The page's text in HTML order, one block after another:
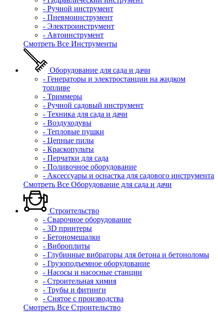
- Ручной инструмент
- Пневмоинструмент
- Электроинструмент
- Автоинструмент
Смотреть Все Инструменты
Оборудование для сада и дачи
- Генераторы и электростанции на жидком
топливе
- Триммеры
- Ручной садовый инструмент
- Техника для сада и дачи
- Воздуходувы
- Тепловые пушки
- Цепные пилы
- Краскопульты
- Перчатки для сада
- Поливочное оборудование
- Аксессуары и оснастка для садового инструмента
Смотреть Все Оборудование для сада и дачи
Строительство
- Сварочное оборудование
- 3D принтеры
- Бетономешалки
- Виброплиты
- Глубинные вибраторы для бетона и бетоноломы
- Грузоподъемное оборудование
- Насосы и насосные станции
- Строительная химия
- Трубы и фитинги
- Снятое с производства
Смотреть Все Строительство